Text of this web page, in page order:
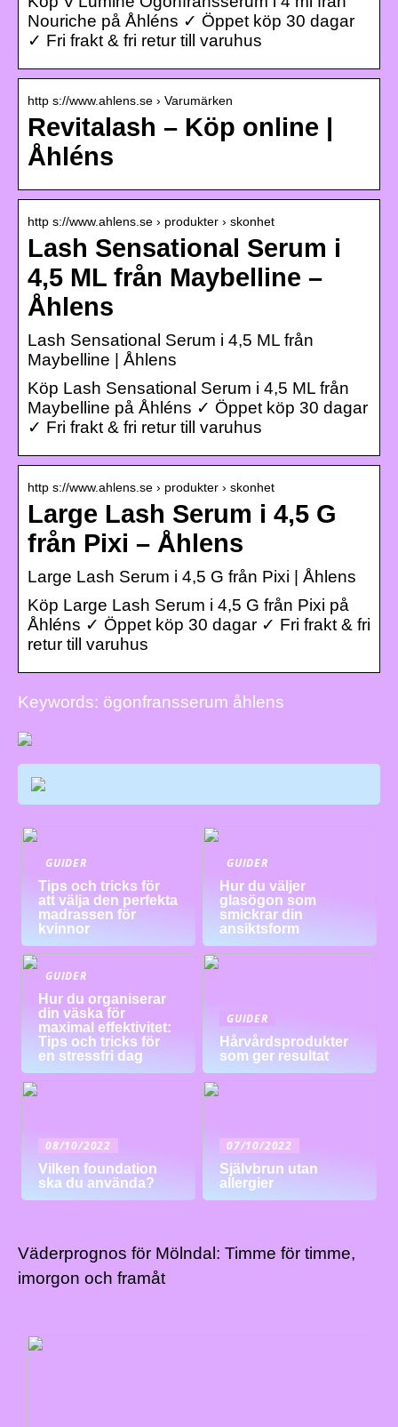
Nouriche på Åhléns ✓ Öppet köp 30 dagar
✓ Fri frakt & fri retur till varuhus
http s://www.ahlens.se › Varumärken
Revitalash – Köp online |
Åhléns
http s://www.ahlens.se › produkter › skonhet
Lash Sensational Serum i
4,5 ML från Maybelline –
Åhlens
Lash Sensational Serum i 4,5 ML från
Maybelline | Åhlens
Köp Lash Sensational Serum i 4,5 ML från
Maybelline på Åhléns ✓ Öppet köp 30 dagar
✓ Fri frakt & fri retur till varuhus
http s://www.ahlens.se › produkter › skonhet
Large Lash Serum i 4,5 G
från Pixi – Åhlens
Large Lash Serum i 4,5 G från Pixi | Åhlens
Köp Large Lash Serum i 4,5 G från Pixi på
Åhléns ✓ Öppet köp 30 dagar ✓ Fri frakt & fri
retur till varuhus
Keywords: ögonfransserum åhlens
GUIDER
Tips och tricks för
att välja den perfekta
madrassen för
kvinnor
GUIDER
Hur du väljer
glasögon som
smickrar din
ansiktsform
GUIDER
Hur du organiserar
din väska för
maximal effektivitet:
Tips och tricks för
en stressfri dag
GUIDER
Hårvårdsprodukter
som ger resultat
08/10/2022
Vilken foundation
ska du använda?
07/10/2022
Självbrun utan
allergier
Väderprognos för Mölndal: Timme för timme,
imorgon och framåt